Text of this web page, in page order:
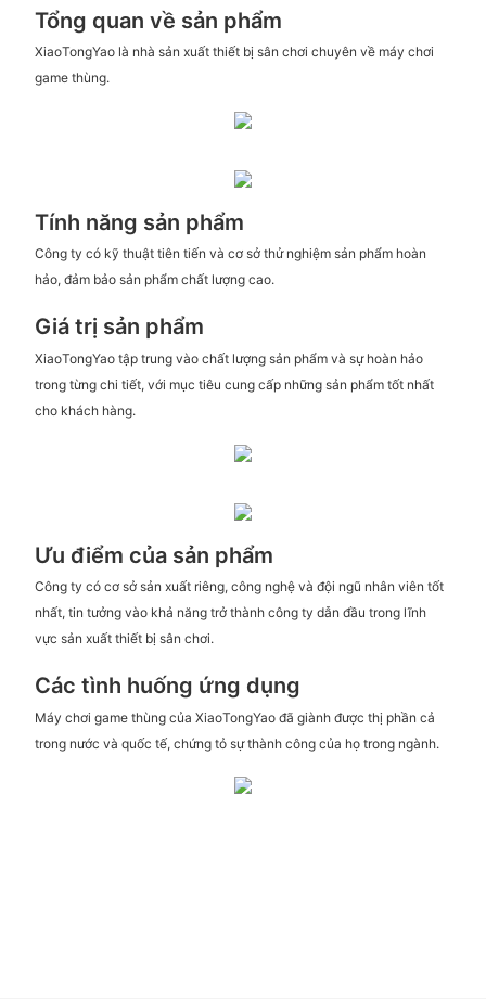
Tổng quan về sản phẩm
XiaoTongYao là nhà sản xuất thiết bị sân chơi chuyên về máy chơi
game thùng.
Tính năng sản phẩm
Công ty có kỹ thuật tiên tiến và cơ sở thử nghiệm sản phẩm hoàn
hảo, đảm bảo sản phẩm chất lượng cao.
Giá trị sản phẩm
XiaoTongYao tập trung vào chất lượng sản phẩm và sự hoàn hảo
trong từng chi tiết, với mục tiêu cung cấp những sản phẩm tốt nhất
cho khách hàng.
Ưu điểm của sản phẩm
Công ty có cơ sở sản xuất riêng, công nghệ và đội ngũ nhân viên tốt
nhất, tin tưởng vào khả năng trở thành công ty dẫn đầu trong lĩnh
vực sản xuất thiết bị sân chơi.
Các tình huống ứng dụng
Máy chơi game thùng của XiaoTongYao đã giành được thị phần cả
trong nước và quốc tế, chứng tỏ sự thành công của họ trong ngành.